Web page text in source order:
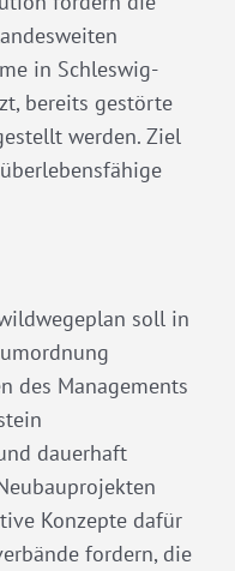
in Schleswig-
bereits gestörte
werden. Ziel
soll in
des Managements
dauerhaft
Konzepte dafür
fordern, die